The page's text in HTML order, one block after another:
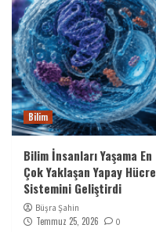
Bilim
Bilim İnsanları Yaşama En
Çok Yaklaşan Yapay Hücre
Sistemini Geliştirdi
Büşra Şahin
Temmuz 25, 2026 0